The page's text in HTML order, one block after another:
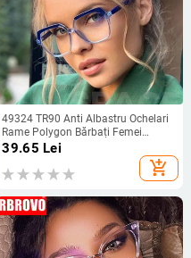
49324 TR90 Anti Albastru Ochelari
Rame Polygon Bărbați Femei
Ochelari Optical Fashion Computer
39.65 Lei
add_shopping_cart